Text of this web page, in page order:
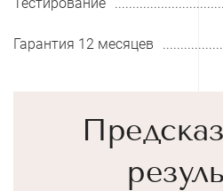
Гарантия 12 месяцев